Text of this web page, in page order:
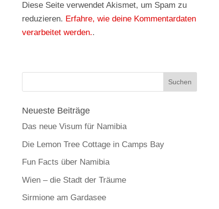
Diese Seite verwendet Akismet, um Spam zu
reduzieren. Erfahre, wie deine Kommentardaten
verarbeitet werden..
Neueste Beiträge
Das neue Visum für Namibia
Die Lemon Tree Cottage in Camps Bay
Fun Facts über Namibia
Wien – die Stadt der Träume
Sirmione am Gardasee